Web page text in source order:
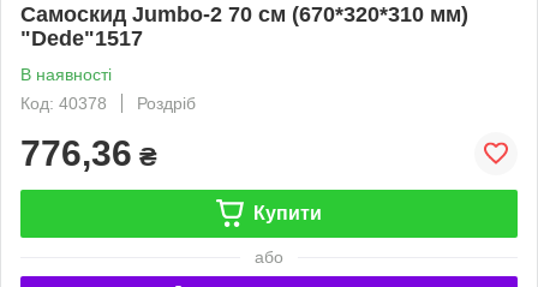
Самоскид Jumbo-2 70 см (670*320*310 мм)
"Dede"1517
В наявності
Код: 40378
Роздріб
776,36 ₴
Купити
або